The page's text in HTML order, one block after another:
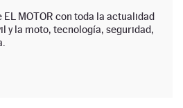
MOTOR con toda la actualidad
y la moto, tecnología, seguridad,